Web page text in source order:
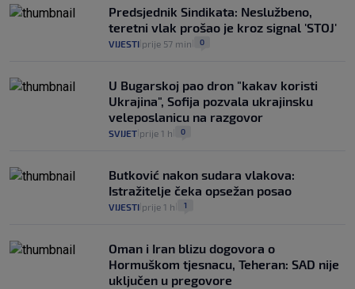
Predsjednik Sindikata: Neslužbeno,
teretni vlak prošao je kroz signal 'STOJ'
VIJESTI prije 57 min 0
U Bugarskoj pao dron "kakav koristi
Ukrajina", Sofija pozvala ukrajinsku
veleposlanicu na razgovor
SVIJET prije 1 h 0
Butković nakon sudara vlakova:
Istražitelje čeka opsežan posao
VIJESTI prije 1 h 1
Oman i Iran blizu dogovora o
Hormuškom tjesnacu, Teheran: SAD nije
uključen u pregovore